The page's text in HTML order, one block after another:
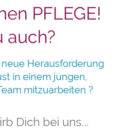
PFLEGE!
auch?
Herausforderung
in einem jungen,
mitzuarbeiten ?
Dich bei uns...